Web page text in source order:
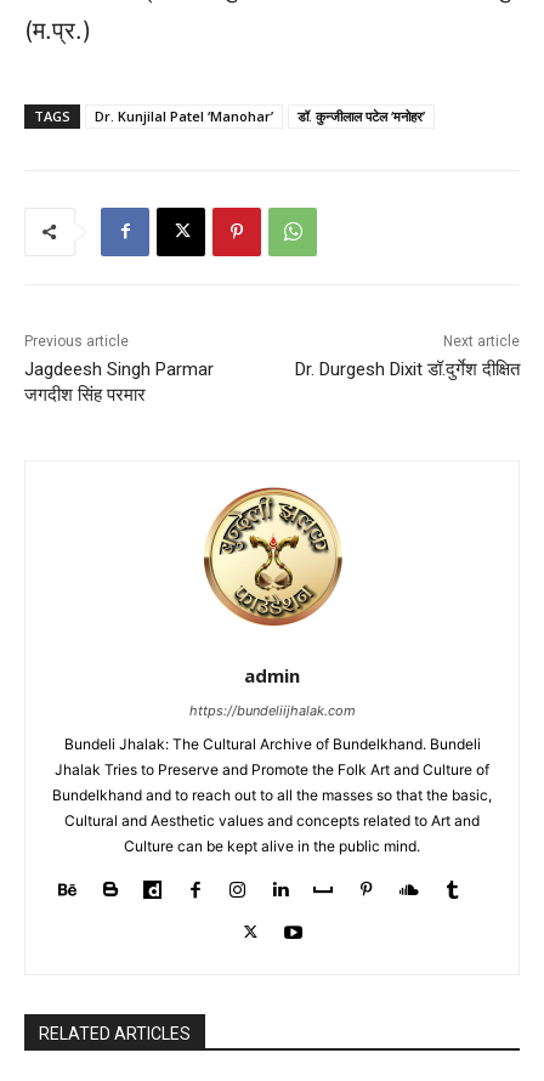
(म.प्र.)
TAGS Dr. Kunjilal Patel ‘Manohar’ डॉ. कुन्जीलाल पटेल ‘मनोहर’
Previous article
Jagdeesh Singh Parmar
जगदीश सिंह परमार
Next article
Dr. Durgesh Dixit डॉ.दुर्गेश दीक्षित
admin
https://bundeliijhalak.com
Bundeli Jhalak: The Cultural Archive of Bundelkhand. Bundeli
Jhalak Tries to Preserve and Promote the Folk Art and Culture of
Bundelkhand and to reach out to all the masses so that the basic,
Cultural and Aesthetic values and concepts related to Art and
Culture can be kept alive in the public mind.
RELATED ARTICLES